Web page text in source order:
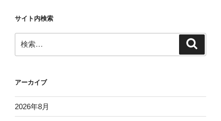
サイト内検索
索:
アーカイブ
2026年8月